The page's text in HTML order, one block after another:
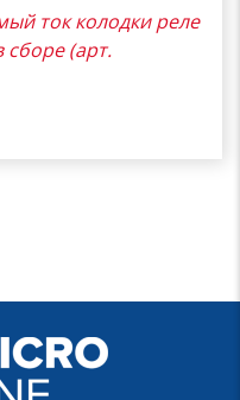
ток колодки реле
сборе (арт.